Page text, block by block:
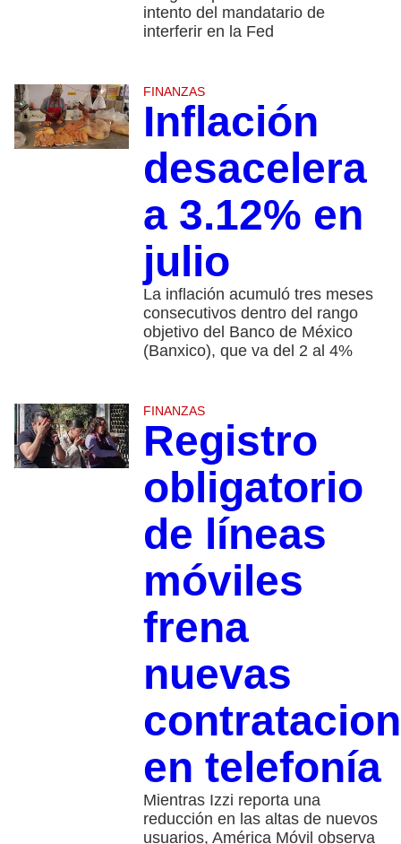
intento del mandatario de
interferir en la Fed
FINANZAS
Inflación
desacelera
a 3.12% en
julio
La inflación acumuló tres meses
consecutivos dentro del rango
objetivo del Banco de México
(Banxico), que va del 2 al 4%
FINANZAS
Registro
obligatorio
de líneas
móviles
frena
nuevas
en telefonía
Mientras Izzi reporta una
reducción en las altas de nuevos
usuarios, América Móvil observa